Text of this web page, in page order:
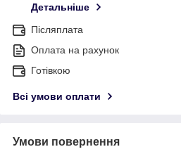
Детальніше
Післяплата
Оплата на рахунок
Готівкою
Всі умови оплати
Умови повернення